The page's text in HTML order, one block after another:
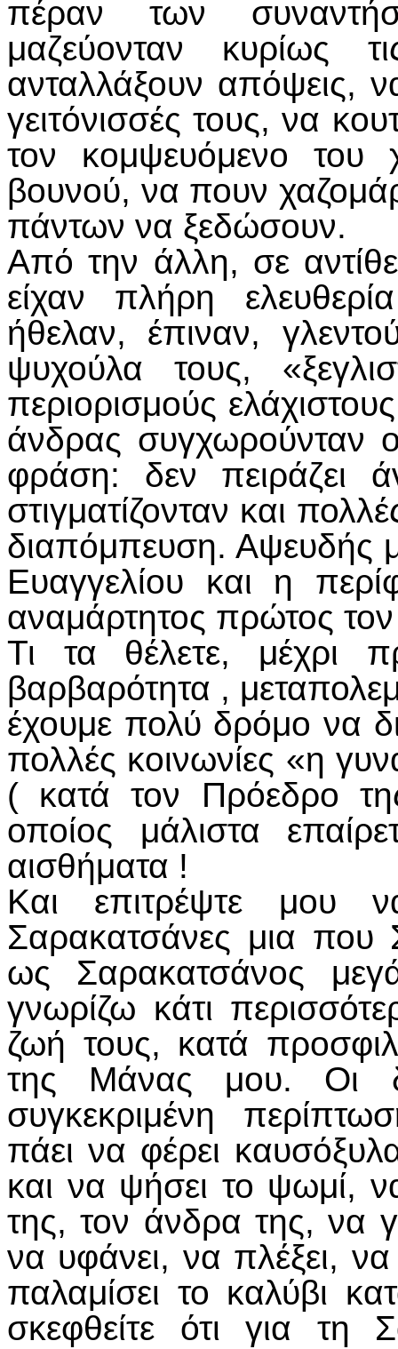
πέραν των
μαζεύονταν κυρίως
ανταλλάξουν απόψεις,
γειτόνισσές τους, να
τον κομψευόμενο του
βουνού, να πουν
πάντων να ξεδώσουν.
Από την άλλη, σε
είχαν πλήρη
ήθελαν, έπιναν,
ψυχούλα τους,
περιορισμούς
άνδρας συγχωρούνταν
φράση: δεν πειράζει
στιγματίζονταν και
διαπόμπευση. Αψευδής
Ευαγγελίου και η
αναμάρτητος πρώτος
Τι τα θέλετε, μέχρι
βαρβαρότητα ,
έχουμε πολύ δρόμο να
πολλές κοινωνίες «η
( κατά τον Πρόεδρο
οποίος μάλιστα
αισθήματα !
Και επιτρέψτε μου
Σαρακατσάνες μια που
ως Σαρακατσάνος
γνωρίζω κάτι
ζωή τους, κατά
της Μάνας μου. Οι
συγκεκριμένη
πάει να φέρει
και να ψήσει το ψωμί,
της, τον άνδρα της, να
να υφάνει, να πλέξει, να
παλαμίσει το καλύβι
σκεφθείτε ότι για